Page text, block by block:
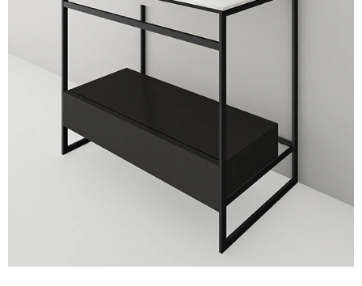
パネル・壁材
ロートアイアン
メンテナンス・ 施工材
横浜スマートショールー
BOX
水まわり
お役立ち情報
アイデア
チャンネル
オンライン相談
SUVACO
かるリノベりす